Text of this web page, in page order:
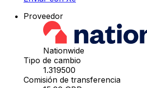
Proveedor
Nationwide
Tipo de cambio
1.319500
Comisión de transferencia